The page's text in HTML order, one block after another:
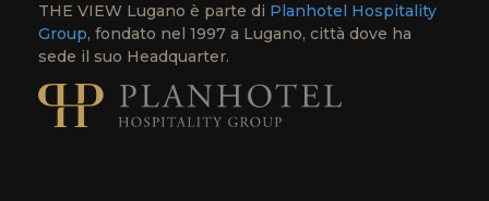
THE VIEW Lugano è parte di Planhotel Hospitality
Group, fondato nel 1997 a Lugano, città dove ha
sede il suo Headquarter.